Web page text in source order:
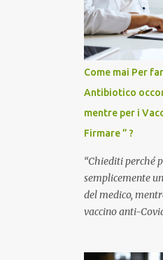
Come mai Per
Antibiotico
mentre per i
Firmare ” ?
“Chiediti perché
semplicemente
del medico,
vaccino anti-